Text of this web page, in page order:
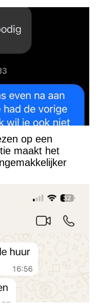
op een
maakt het